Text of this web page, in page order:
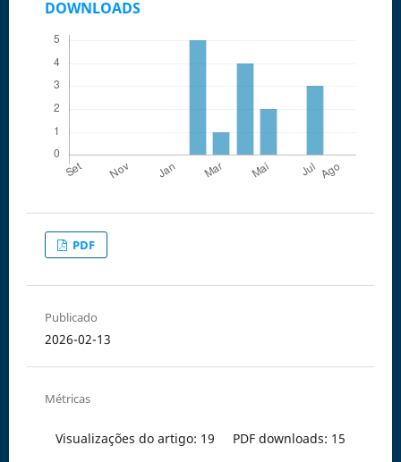
DOWNLOADS
PDF
Publicado
2026-02-13
Métricas
Visualizações do artigo: 19 PDF downloads: 15